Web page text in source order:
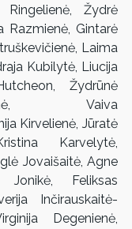
Ringelienė, Žydrė
Razmienė, Gintarė
Laima
Kubilytė, Liucija
Žydrūnė
Vaiva
Kirvelienė, Jūratė
Karvelytė,
Jovaišaitė, Agne
Feliksas
Inčirauskaitė-
Degenienė,